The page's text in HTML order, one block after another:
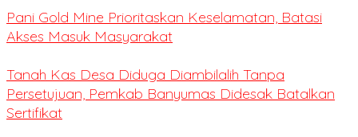
Pani Gold Mine Prioritaskan Keselamatan, Batasi
Akses Masuk Masyarakat
Tanah Kas Desa Diduga Diambilalih Tanpa
Persetujuan, Pemkab Banyumas Didesak Batalkan
Sertifikat